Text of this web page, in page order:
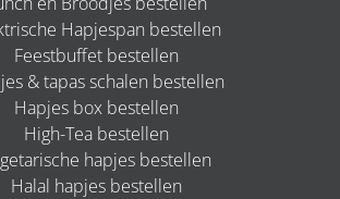
Hapjespan bestellen
Feestbuffet bestellen
& tapas schalen bestellen
Hapjes box bestellen
High-Tea bestellen
hapjes bestellen
Halal hapjes bestellen